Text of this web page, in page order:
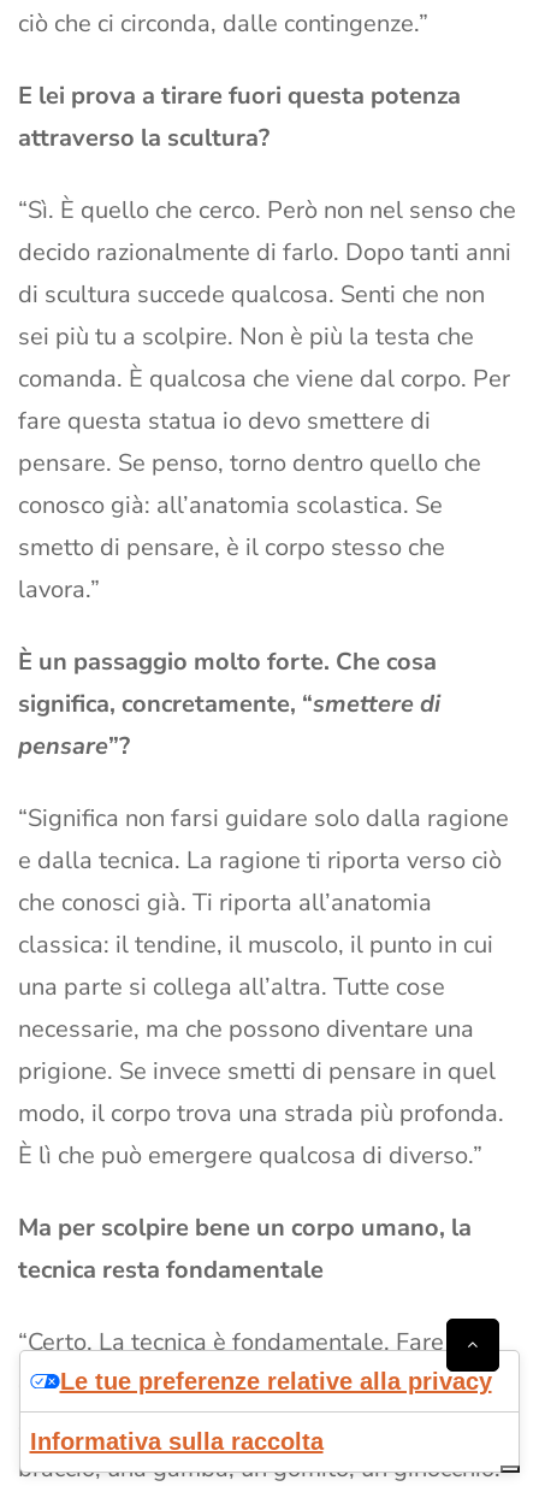
ciò che ci circonda, dalle contingenze.”
E lei prova a tirare fuori questa potenza
attraverso la scultura?
“Sì. È quello che cerco. Però non nel senso che
decido razionalmente di farlo. Dopo tanti anni
di scultura succede qualcosa. Senti che non
sei più tu a scolpire. Non è più la testa che
comanda. È qualcosa che viene dal corpo. Per
fare questa statua io devo smettere di
pensare. Se penso, torno dentro quello che
conosco già: all’anatomia scolastica. Se
smetto di pensare, è il corpo stesso che
lavora.”
È un passaggio molto forte. Che cosa
significa, concretamente, “smettere di
pensare”?
“Significa non farsi guidare solo dalla ragione
e dalla tecnica. La ragione ti riporta verso ciò
che conosci già. Ti riporta all’anatomia
classica: il tendine, il muscolo, il punto in cui
una parte si collega all’altra. Tutte cose
necessarie, ma che possono diventare una
prigione. Se invece smetti di pensare in quel
modo, il corpo trova una strada più profonda.
È lì che può emergere qualcosa di diverso.”
Ma per scolpire bene un corpo umano, la
tecnica resta fondamentale
“Certo. La tecnica è fondamentale. Fare un
corpo umano è facile. Farlo bene è
difficilissimo. Se dividi il corpo in parti, hai un
braccio, una gamba, un gomito, un ginocchio.
Le tue preferenze relative alla privacy
Informativa sulla raccolta